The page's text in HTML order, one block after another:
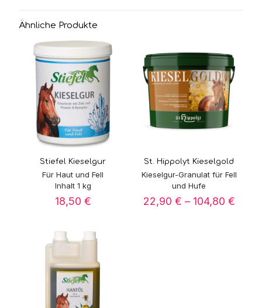
Ähnliche Produkte
Stiefel Kieselgur
Für Haut und Fell
Inhalt 1 kg
18,50 €
St. Hippolyt Kieselgold
Kieselgur-Granulat für Fell
und Hufe
22,90 € – 104,80 €